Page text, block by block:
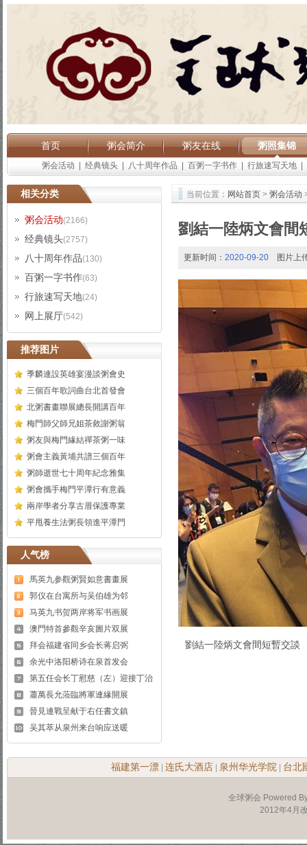
首页 粥会简介 粥友在线 粥照集锦
粥会活动 经典镜头 八十周年作品 百粥一字书作 行旅速写天地
相关分类
粥会活动(2166)
经典镜头(2757)
八十周年作品(130)
百粥一字书作(63)
行旅速写天地(24)
网上展厅(542)
推荐图片
季麟連設英雄宴漫談粥會史
三個百年歌詞曲台北首發會
北粥書畫聯展總長開講百年
梅門師父師兄姐茶敘謝粥翁
粥友與梅門緣結禪茶粥一味
粥會主義黃埔共譜三個百年
粥師逝世七十周年紀念雅集
粥會攜手梅門平潭行有意義
兩岸學者分享古厝保護專業
平甩養生法粥長領進平潭門
人气榜
馬英九参觀粥賢如意書畫展
郭仪在台寓所与吴伯雄为邻
马英九书贺两岸将军书画展
澳門特首參觀辛亥圖片双展
拜会福建省同乡会长蒋启弼
余光中洛阳桥诗在泉首发会
第五任会长丁慰慈（左）迎接丁治
蕭萬長允蒞臨將軍連緣開展
晉見連戰呈献于右任書文鎮
吴其萃从泉州来台响应送暖
当前位置： 网站首页 > 粥会活动
劉結一陸炳文會間
更新时间： 2020-09-20 图片上
劉結一陸炳文會間短暫交談
福建第一漂 连氏大酒店 泉州华光学院 台北
全球粥会 Powered
2012年4月